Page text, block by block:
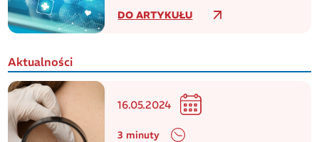
DO ARTYKUŁU
Aktualności
16.05.2024
3 minuty